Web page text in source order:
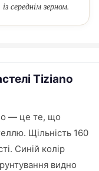
середнім зерном.
Tiziano
— це те, що
Щільність 160
Синій колір
видно